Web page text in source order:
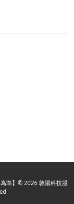
為準】© 2026 敦陽科技股